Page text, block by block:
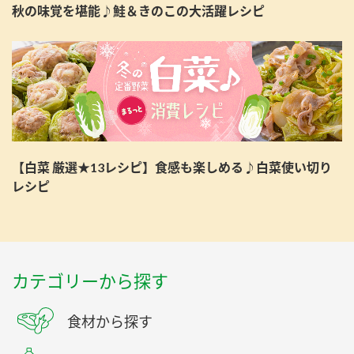
秋の味覚を堪能♪鮭＆きのこの大活躍レシピ
【白菜 厳選★13レシピ】食感も楽しめる♪白菜使い切り
レシピ
カテゴリーから探す
食材から探す